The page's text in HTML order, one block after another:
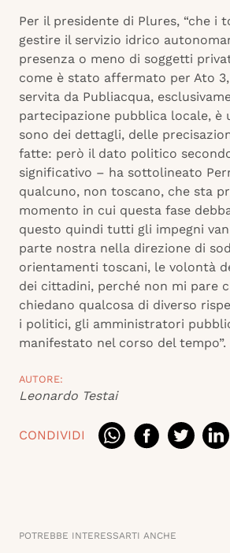
Per il presidente di Plures, “che i
gestire il servizio idrico
presenza o meno di soggetti
come è stato affermato per Ato 3,
servita da Publiacqua,
partecipazione pubblica locale, è
sono dei dettagli, delle
fatte: però il dato politico
significativo – ha sottolineato
qualcuno, non toscano, che sta
momento in cui questa fase
questo quindi tutti gli impegni
parte nostra nella direzione di
orientamenti toscani, le volontà
dei cittadini, perché non mi pare
chiedano qualcosa di diverso
i politici, gli amministratori
manifestato nel corso del tempo”.
AUTORE:
Leonardo Testai
CONDIVIDI
POTREBBE INTERESSARTI ANCHE